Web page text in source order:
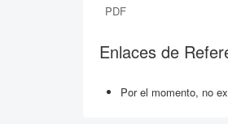
PDF
Enlaces de
Por el momento, no